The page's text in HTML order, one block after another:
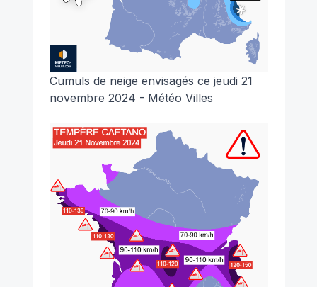
Cumuls de neige envisagés ce jeudi 21
novembre 2024 - Météo Villes